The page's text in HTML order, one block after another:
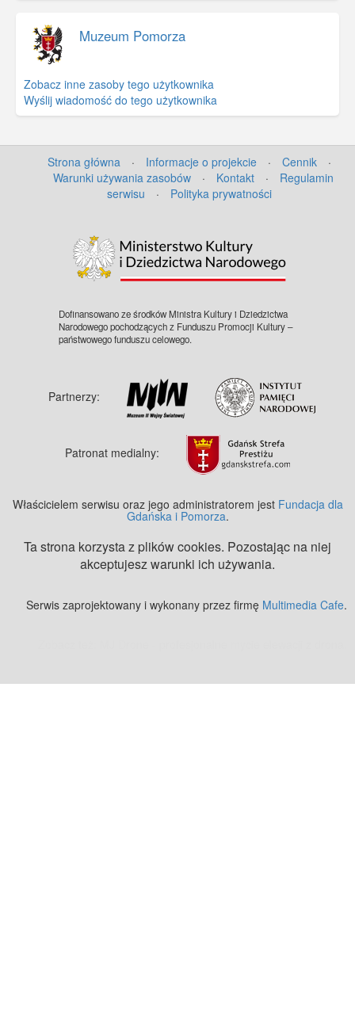
Muzeum Pomorza
Zobacz inne zasoby tego użytkownika
Wyślij wiadomość do tego użytkownika
Strona główna · Informacje o projekcie · Cennik
·
Warunki używania zasobów
· Kontakt ·
Regulamin
serwisu
· Polityka prywatności
Dofinansowano ze środków Ministra Kultury i Dziedzictwa
Narodowego pochodzących z Funduszu Promocji Kultury –
państwowego funduszu celowego.
Partnerzy:
Patronat medialny:
Właścicielem serwisu oraz jego administratorem jest Fundacja dla
Gdańska i Pomorza.
Ta strona korzysta z plików cookies. Pozostając na niej
akceptujesz warunki ich używania.
Serwis zaprojektowany i wykonany przez firmę Multimedia Cafe.